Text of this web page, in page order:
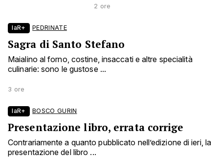
2 ore
laR+ PEDRINATE
Sagra di Santo Stefano
Maialino al forno, costine, insaccati e altre specialità
culinarie: sono le gustose ...
3 ore
laR+ BOSCO GURIN
Presentazione libro, errata corrige
Contrariamente a quanto pubblicato nell’edizione di ieri, la
presentazione del libro ...